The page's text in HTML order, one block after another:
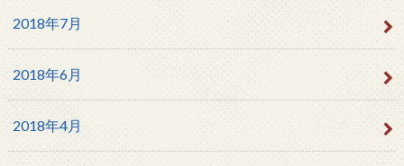
2018年7月
2018年6月
2018年4月